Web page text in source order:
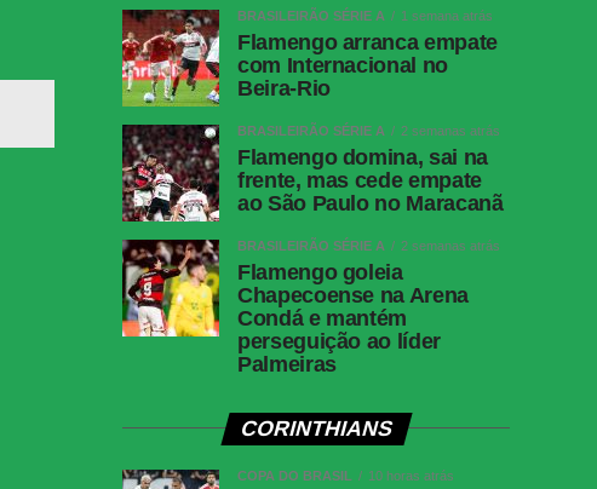
BRASILEIRÃO SÉRIE A 1 semana atrás
Flamengo arranca empate
com Internacional no
Beira-Rio
BRASILEIRÃO SÉRIE A 2 semanas atrás
Flamengo domina, sai na
frente, mas cede empate
ao São Paulo no Maracanã
BRASILEIRÃO SÉRIE A 2 semanas atrás
Flamengo goleia
Chapecoense na Arena
Condá e mantém
perseguição ao líder
Palmeiras
CORINTHIANS
COPA DO BRASIL 10 horas atrás